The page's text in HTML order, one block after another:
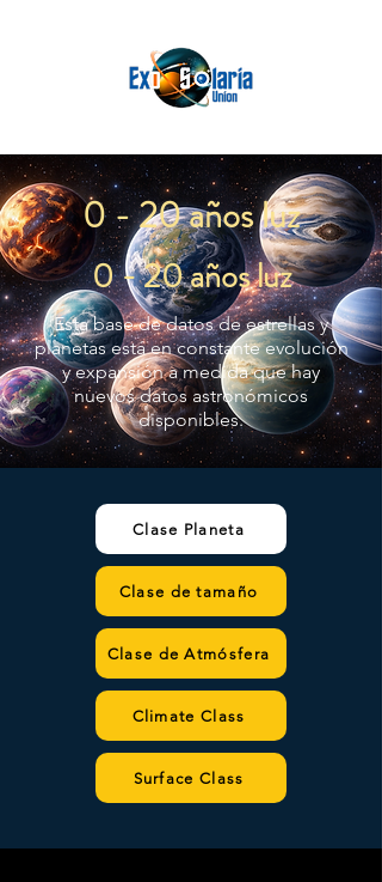
0 - 20 años luz
0 - 20 años luz
Esta base de datos de estrellas y
planetas está en constante evolución
y expansión a medida que hay
nuevos datos astronómicos
disponibles.
Clase Planeta
Clase de tamaño
Clase de Atmósfera
Climate Class
Surface Class